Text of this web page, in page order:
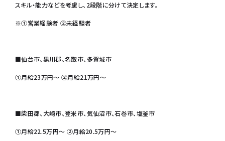
スキル・能力などを考慮し、2段階に分けて決定します。
※①営業経験者 ②未経験者
■仙台市、黒川郡、名取市、多賀城市
①月給23万円～ ②月給21万円～
■柴田郡、大崎市、登米市、気仙沼市、石巻市、塩釜市
①月給22.5万円～ ②月給20.5万円～